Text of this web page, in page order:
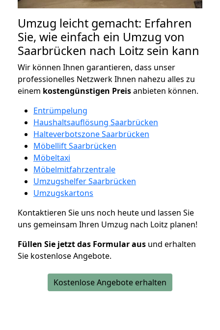
Umzug leicht gemacht: Erfahren
Sie, wie einfach ein Umzug von
Saarbrücken nach Loitz sein kann
Wir können Ihnen garantieren, dass unser
professionelles Netzwerk Ihnen nahezu alles zu
einem kostengünstigen Preisanbieten können.
Entrümpelung
Haushaltsauflösung Saarbrücken
Halteverbotszone Saarbrücken
Möbellift Saarbrücken
Möbeltaxi
Möbelmitfahrzentrale
Umzugshelfer Saarbrücken
Umzugskartons
Kontaktieren Sie uns noch heute und lassen Sie
uns gemeinsam Ihren Umzug nach Loitz planen!
Füllen Sie jetzt das Formular aus und erhalten
Sie kostenlose Angebote.
Kostenlose Angebote erhalten